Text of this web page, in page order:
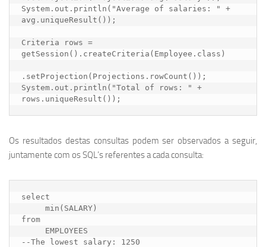
System.out.println("Average of salaries: " +
avg.uniqueResult());
Criteria rows =
getSession().createCriteria(Employee.class)
.setProjection(Projections.rowCount());
System.out.println("Total of rows: " +
rows.uniqueResult());
Os resultados destas consultas podem ser observados a seguir,
juntamente com os SQL’s referentes a cada consulta:
select
from
--The lowest salary: 1250